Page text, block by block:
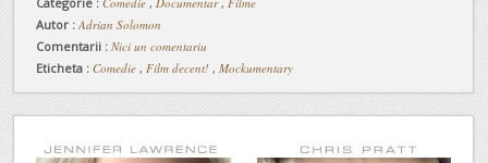
Autor : Adrian Solomon
Comentarii : Nici un comentariu
Eticheta : Comedie , Film decent! , Mockumentary